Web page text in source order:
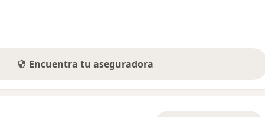
Encuentra tu aseguradora